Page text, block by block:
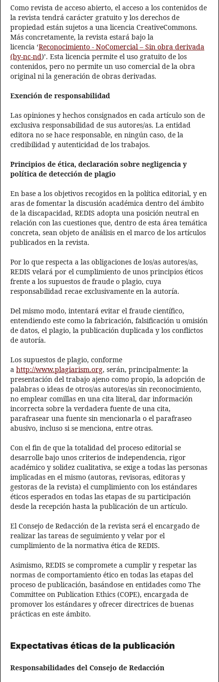
Como revista de acceso abierto, el acceso a los contenidos de
la revista tendrá carácter gratuito y los derechos de
propiedad están sujetos a una licencia CreativeCommons.
Más concretamente, la revista estará bajo la
licencia ‘Reconocimiento - NoComercial – Sin obra derivada
(by-nc-nd)’. Esta licencia permite el uso gratuito de los
contenidos, pero no permite un uso comercial de la obra
original ni la generación de obras derivadas.
Exención de responsabilidad
Las opiniones y hechos consignados en cada artículo son de
exclusiva responsabilidad de sus autores/as. La entidad
editora no se hace responsable, en ningún caso, de la
credibilidad y autenticidad de los trabajos.
Principios de ética, declaración sobre negligencia y
política de detección de plagio
En base a los objetivos recogidos en la política editorial, y en
aras de fomentar la discusión académica dentro del ámbito
de la discapacidad, REDIS adopta una posición neutral en
relación con las cuestiones que, dentro de esta área temática
concreta, sean objeto de análisis en el marco de los artículos
publicados en la revista.
Por lo que respecta a las obligaciones de los/as autores/as,
REDIS velará por el cumplimiento de unos principios éticos
frente a los supuestos de fraude o plagio, cuya
responsabilidad recae exclusivamente en la autoría.
Del mismo modo, intentará evitar el fraude científico,
entendiendo este como la fabricación, falsificación u omisión
de datos, el plagio, la publicación duplicada y los conflictos
de autoría.
Los supuestos de plagio, conforme
a http://www.plagiarism.org, serán, principalmente: la
presentación del trabajo ajeno como propio, la adopción de
palabras o ideas de otros/as autores/as sin reconocimiento,
no emplear comillas en una cita literal, dar información
incorrecta sobre la verdadera fuente de una cita,
parafrasear una fuente sin mencionarla o el parafraseo
abusivo, incluso si se menciona, entre otras.
Con el fin de que la totalidad del proceso editorial se
desarrolle bajo unos criterios de independencia, rigor
académico y solidez cualitativa, se exige a todas las personas
implicadas en el mismo (autoras, revisoras, editoras y
gestoras de la revista) el cumplimiento con los estándares
éticos esperados en todas las etapas de su participación
desde la recepción hasta la publicación de un artículo.
El Consejo de Redacción de la revista será el encargado de
realizar las tareas de seguimiento y velar por el
cumplimiento de la normativa ética de REDIS.
Asimismo, REDIS se compromete a cumplir y respetar las
normas de comportamiento ético en todas las etapas del
proceso de publicación, basándose en entidades como The
Committee on Publication Ethics (COPE), encargada de
promover los estándares y ofrecer directrices de buenas
prácticas en este ámbito.
Expectativas éticas de la publicación
Responsabilidades del Consejo de Redacción